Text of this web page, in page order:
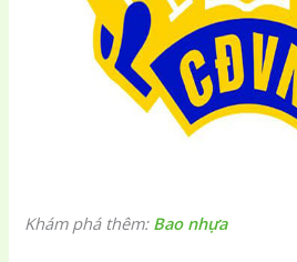
Khám phá thêm: Bao nhựa